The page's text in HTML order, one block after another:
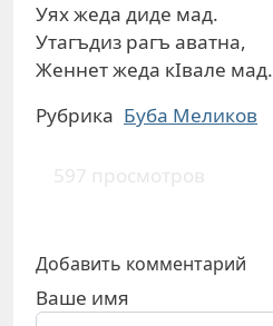
Уях жеда диде мад.
Утагъдиз рагъ аватна,
Женнет жеда кIвале мад.
Рубрика Буба Меликов
597 просмотров
Добавить комментарий
Ваше имя